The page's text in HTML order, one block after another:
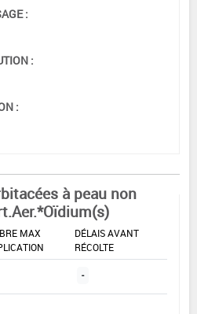
:
:
:
à peau non
MAX
DÉLAIS AVANT
RÉCOLTE
-